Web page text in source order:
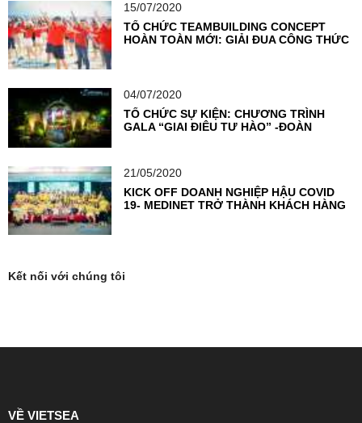
15/07/2020
TỔ CHỨC TEAMBUILDING CONCEPT
HOÀN TOÀN MỚI: GIẢI ĐUA CÔNG THỨC
04/07/2020
TỔ CHỨC SỰ KIỆN: CHƯƠNG TRÌNH
GALA “GIAI ĐIỆU TỰ HÀO” -ĐOÀN
21/05/2020
KICK OFF DOANH NGHIỆP HẬU COVID
19- MEDINET TRỞ THÀNH KHÁCH HÀNG
Kết nối với chúng tôi
VỀ VIETSEA